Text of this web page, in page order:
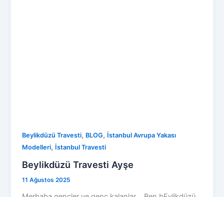
Beylikdüzü Travesti, BLOG, İstanbul Avrupa Yakası
Modelleri, İstanbul Travesti
Beylikdüzü Travesti Ayşe
11 Ağustos 2025